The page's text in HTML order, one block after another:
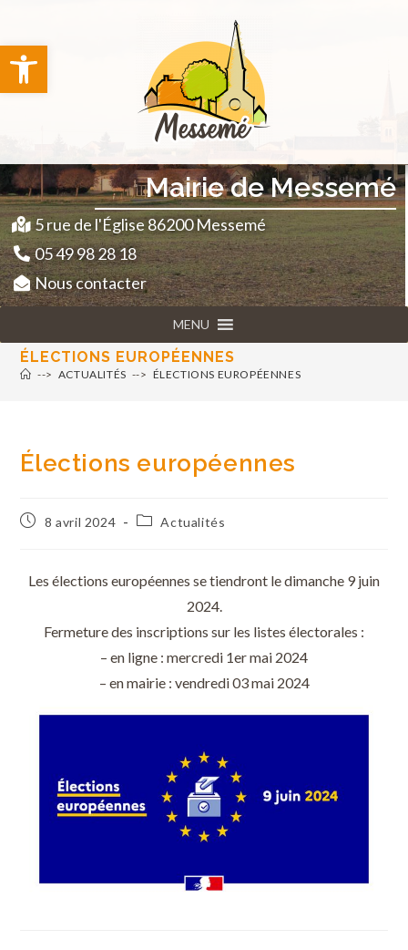
Ouvrir la barre d’outils
Mairie de Messemé
5 rue de l'Église 86200 Messemé
05 49 98 28 18
Nous contacter
MENU
ÉLECTIONS EUROPÉENNES
--> ACTUALITÉS --> ÉLECTIONS EUROPÉENNES
Élections européennes
8 avril 2024 Actualités
Les élections européennes se tiendront le dimanche 9 juin
2024.
Fermeture des inscriptions sur les listes électorales :
– en ligne : mercredi 1er mai 2024
– en mairie : vendredi 03 mai 2024